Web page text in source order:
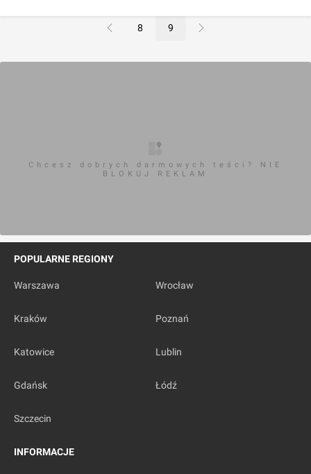
8 9
Chcesz dobrych darmowych teści? NIE
BLOKUJ REKLAM
POPULARNE REGIONY
Warszawa Wrocław
Kraków Poznań
Katowice Lublin
Gdańsk Łódź
Szczecin
INFORMACJE